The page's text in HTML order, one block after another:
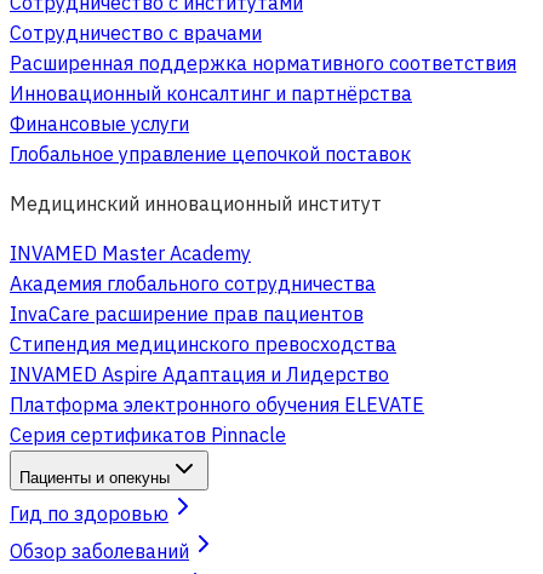
Сотрудничество с врачами
Расширенная поддержка нормативного соответствия
Инновационный консалтинг и партнёрства
Финансовые услуги
Глобальное управление цепочкой поставок
Медицинский инновационный институт
INVAMED Master Academy
Академия глобального сотрудничества
InvaCare расширение прав пациентов
Стипендия медицинского превосходства
INVAMED Aspire Адаптация и Лидерство
Платформа электронного обучения ELEVATE
Серия сертификатов Pinnacle
Пациенты и опекуны
Гид по здоровью
Обзор заболеваний